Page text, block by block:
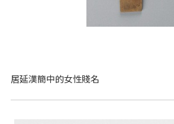
居延漢簡中的女性賤名